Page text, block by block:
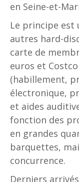
en Seine-et-
Le principe est
autres hard-
carte de
euros et
(habillement,
électronique,
et aides
fonction des
en grandes
barquettes,
concurrence.
Derniers